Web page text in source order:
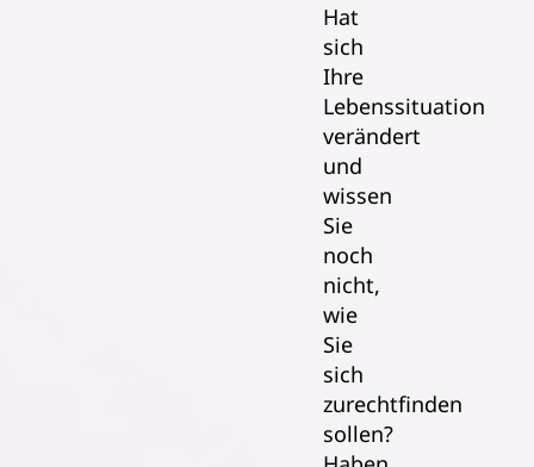
Hat
sich
Ihre
Lebenssituation
verändert
und
wissen
Sie
noch
nicht,
wie
Sie
sich
zurechtfinden
sollen?